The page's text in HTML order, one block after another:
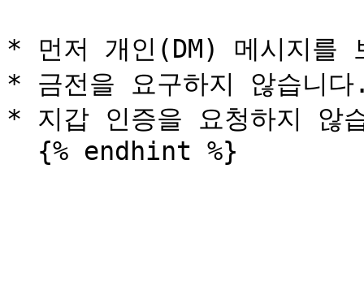
* 먼저 개인(DM) 메시지를
* 금전을 요구하지 않습니
* 지갑 인증을 요청하지 않